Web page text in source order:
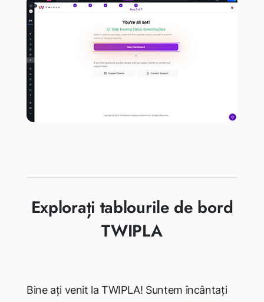
Explorați tablourile de bord
TWIPLA
Bine ați venit la TWIPLA! Suntem încântați